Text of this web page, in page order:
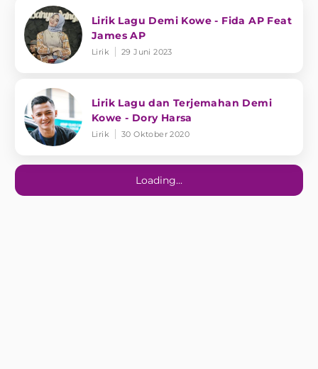
Lirik Lagu Demi Kowe - Fida AP Feat
James AP
Lirik 29 Juni 2023
Lirik Lagu dan Terjemahan Demi
Kowe - Dory Harsa
Lirik 30 Oktober 2020
Loading...